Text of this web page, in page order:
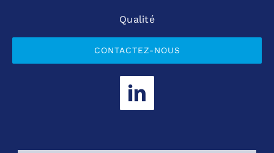
Qualité
CONTACTEZ-NOUS